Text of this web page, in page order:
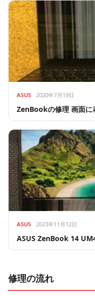
ASUS 2020年7月19日
ZenBookの修理 画面に
ASUS 2023年11月12日
ASUS ZenBook 14
修理の流れ